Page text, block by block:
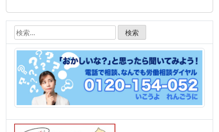
検
索: